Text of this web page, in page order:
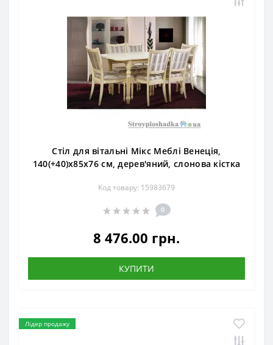
Стіл для вітальні Мікс Меблі Венеція,
140(+40)x85x76 см, дерев'яний, слонова кістка
Код товару: 15983679
0
8 476.00 грн.
КУПИТИ
Лідер продажу